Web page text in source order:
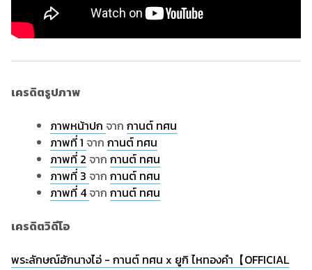
เครดิตรูปภาพ
ภาพหน้าปก จาก กานต์ ทศน
ภาพที่ 1 จาก กานต์ ทศน
ภาพที่ 2 จาก กานต์ ทศน
ภาพที่ 3 จาก กานต์ ทศน
ภาพที่ 4จาก กานต์ ทศน
เครดิตวิดีโอ
พระลักษณ์ฮักนางไอ่ - กานต์ ทศน x ยูกิ ไหทองคำ【OFFICIAL